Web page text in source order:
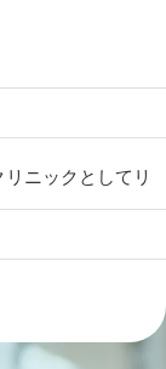
ニックとしてリ